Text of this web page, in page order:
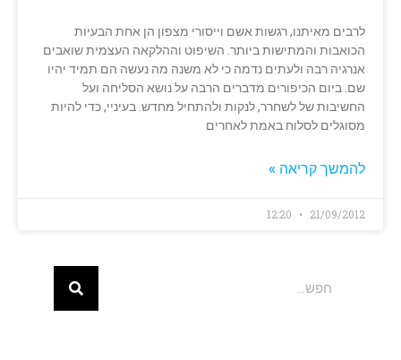
לרבים מאיתנו, רגשות אשם וייסורי מצפון הן אחת הבעיות
הכואבות והמתישות ביותר. השיפוט וההלקאה העצמית שואבים
אנרגיה רבה ולעתים נדמה כי לא משנה מה נעשה הם תמיד יהיו
שם. ביום הכיפורים מדברים הרבה על נושא הסליחה ועל
החשיבות של לשחרר, לנקות ולהתחיל מחדש. בעיניי, כדי להיות
מסוגלים לסלוח באמת לאחרים
להמשך קריאה »
21/09/2012